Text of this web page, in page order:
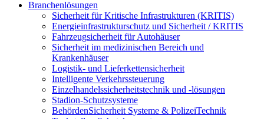
Branchenlösungen
Sicherheit für Kritische Infrastrukturen (KRITIS)
Energieinfrastrukturschutz und Sicherheit / KRITIS
Fahrzeugsicherheit für Autohäuser
Sicherheit im medizinischen Bereich und
Krankenhäuser
Logistik- und Lieferkettensicherheit
Intelligente Verkehrssteuerung
Einzelhandelssicherheitstechnik und -lösungen
Stadion-Schutzsysteme
BehördenSicherheit Systeme & PolizeiTechnik